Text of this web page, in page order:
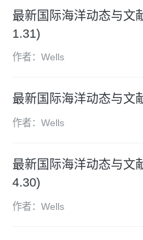
最新国际海洋动态与文
1.31)
作者：Wells
最新国际海洋动态与文
作者：Wells
最新国际海洋动态与文
4.30)
作者：Wells